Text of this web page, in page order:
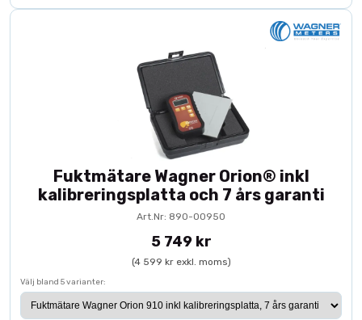
Fuktmätare Wagner Orion® inkl
kalibreringsplatta och 7 års garanti
Art.Nr: 890-00950
5 749 kr
(4 599 kr exkl. moms)
Välj bland 5 varianter: